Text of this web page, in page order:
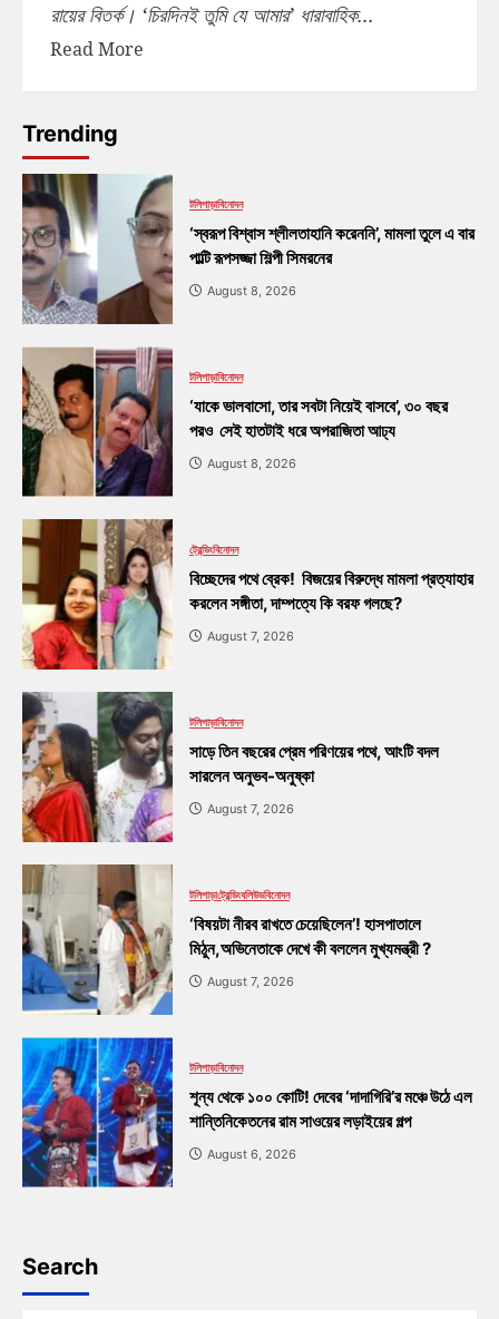
রায়ের বিতর্ক। ‘চিরদিনই তুমি যে আমার’ ধারাবাহিক...
Read More
Trending
টলিপাড়াবিনোদন
‘স্বরূপ বিশ্বাস শ্লীলতাহানি করেননি’, মামলা তুলে এ বার
পাল্টি রূপসজ্জা শিল্পী সিমরনের
August 8, 2026
টলিপাড়াবিনোদন
‘যাকে ভালবাসো, তার সবটা নিয়েই বাসবে’, ৩০ বছর
পরও সেই হাতটাই ধরে অপরাজিতা আঢ্য
August 8, 2026
ট্রেন্ডিংবিনোদন
বিচ্ছেদের পথে ব্রেক! বিজয়ের বিরুদ্ধে মামলা প্রত্যাহার
করলেন সঙ্গীতা, দাম্পত্যে কি বরফ গলছে?
August 7, 2026
টলিপাড়াবিনোদন
সাড়ে তিন বছরের প্রেম পরিণয়ের পথে, আংটি বদল
সারলেন অনুভব-অনুষ্কা
August 7, 2026
টলিপাড়াট্রেন্ডিংবলিউডবিনোদন
‘বিষয়টা নীরব রাখতে চেয়েছিলেন’! হাসপাতালে
মিঠুন,অভিনেতাকে দেখে কী বললেন মুখ্যমন্ত্রী ?
August 7, 2026
টলিপাড়াবিনোদন
শূন্য থেকে ১০০ কোটি! দেবের ‘দাদাগিরি’র মঞ্চে উঠে এল
শান্তিনিকেতনের রাম সাওয়ের লড়াইয়ের গল্প
August 6, 2026
Search